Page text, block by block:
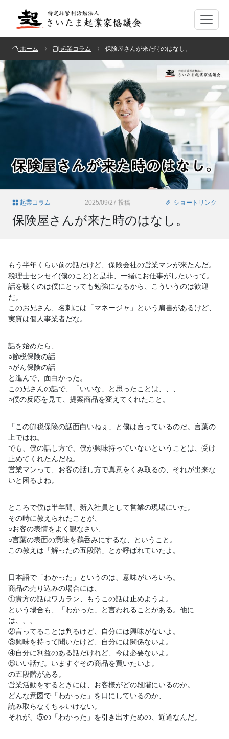
ホーム 起業コラム 保険屋さんが来た時のはなし。
起業コラム 2025/09/27 投稿 ショートリンク
保険屋さんが来た時のはなし。
もう半年くらい前の話だけど、保険会社の営業マンが来たんだ。
税理士センセイ(僕のこと)と是非、一緒にお仕事がしたいって。
話を聴くのは僕にとっても勉強になるから、こういうのは歓迎
だ。
このお兄さん、名刺には「マネージャ」という肩書があるけど、
実質は個人事業者だな。
話を始めたら、
○節税保険の話
○がん保険の話
と進んで、面白かった。
この兄さんの話で、「いいな」と思ったことは、、、
○僕の反応を見て、提案商品を変えてくれたこと。
「この節税保険の話面白いねぇ」と僕は言っているのだ。言葉の
上ではね。
でも、僕の話し方で、僕が興味持っていないということは、受け
止めてくれたんだね。
営業マンって、お客の話し方で真意をくみ取るの、それが出来な
いと困るよね。
ところで僕は半年間、新入社員として営業の現場にいた。
その時に教えられたことが、
○お客の表情をよく観なさい、
○言葉の表面の意味を鵜呑みにするな、ということ。
この教えは「解ったの五段階」とか呼ばれていたよ。
日本語で「わかった」というのは、意味がいろいろ。
商品の売り込みの場合には、
①貴方の話はワカラン、もうこの話は止めようよ。
という場合も、「わかった」と言われることがある。他に
は、、、
②言ってることは判るけど、自分には興味がないよ。
③興味を持って聞いたけど、自分には関係ないよ。
④自分に利益のある話だけれど、今は必要ないよ。
⑤いい話だ。いますぐその商品を買いたいよ。
の五段階がある。
営業活動をするときには、お客様がどの段階にいるのか。
どんな意図で「わかった」を口にしているのか、
読み取らなくちゃいけない。
それが、⑤の「わかった」を引き出すための、近道なんだ。